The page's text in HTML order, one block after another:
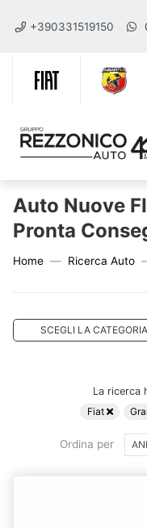
+390331519150
Auto Nuove
Pronta
Home Ricerca Auto
SCEGLI LA CATEGORIA
La ricerca
Fiat
Ordina per